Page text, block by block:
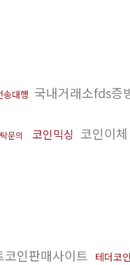
송대행 국내거래소fds증
문의 코인믹싱 코인이체
코인판매사이트 테더코